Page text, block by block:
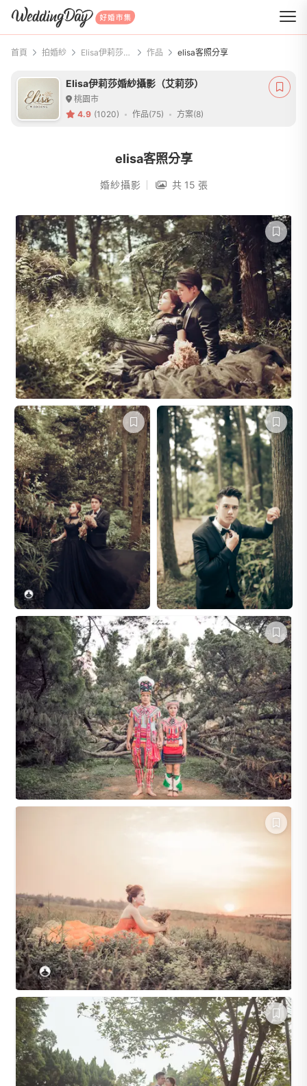
WeddingDay 好婚市集
首頁 拍婚紗 Elisa伊莉莎婚紗攝影（艾莉莎） 作品 elisa客照分享
Elisa伊莉莎婚紗攝影（艾莉莎）
桃園市
4.9 (1020) 作品(75) 方案(8)
elisa客照分享
婚紗攝影 共 15 張